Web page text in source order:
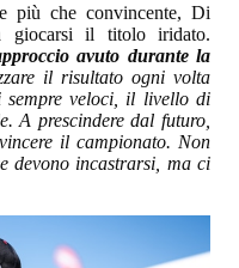
più che convincente, Di
giocarsi il titolo iridato.
avuto durante la
il risultato ogni volta
sempre veloci, il livello di
A prescindere dal futuro,
il campionato. Non
devono incastrarsi, ma ci